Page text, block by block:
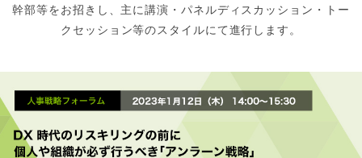
幹部等をお招きし、主に講演・パネルディスカッション・トー
クセッション等のスタイルにて進行します。